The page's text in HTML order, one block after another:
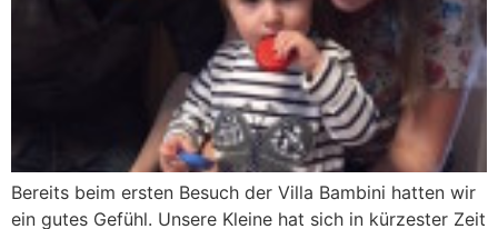
Bereits beim ersten Besuch der Villa Bambini hatten wir
ein gutes Gefühl. Unsere Kleine hat sich in kürzester Zeit